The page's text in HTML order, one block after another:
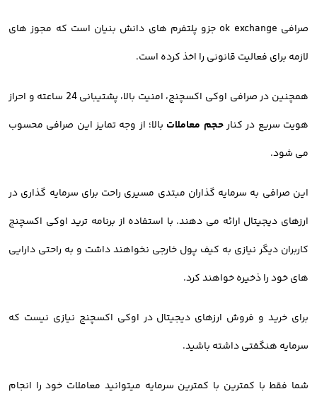
صرافی ok exchange جزو پلتفرم های دانش بنیان است که مجوز های
لازمه برای فعالیت قانونی را اخذ کرده است.
همچنین در صرافی اوکی اکسچنج، امنیت بالا، پشتیبانی 24 ساعته و احراز
هویت سریع در کنارحجم معاملات بالا؛ از وجه تمایز این صرافی محسوب
می شود.
این صرافی به سرمایه گذاران مبتدی مسیری راحت برای سرمایه گذاری در
ارزهای دیجیتال ارائه می دهند. با استفاده از برنامه ترید اوکی اکسچنج
کاربران دیگر نیازی به کیف پول خارجی نخواهند داشت و به راحتی دارایی
های خود را ذخیره خواهند کرد.
برای خرید و فروش ارزهای دیجیتال در اوکی اکسچنج نیازی نیست که
سرمایه هنگفتی داشته باشید.
شما فقط با کمترین با کمترین سرمایه میتوانید معاملات خود را انجام